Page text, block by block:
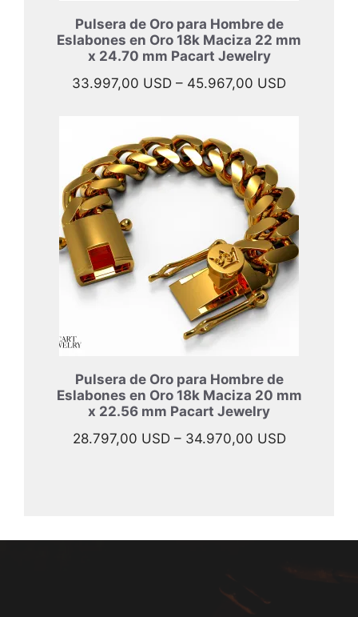
Pulsera de Oro para Hombre de
Eslabones en Oro 18k Maciza 22 mm
x 24.70 mm Pacart Jewelry
33.997,00 USD – 45.967,00 USDRango
45.967,00
Pulsera de Oro para Hombre de
Eslabones en Oro 18k Maciza 20 mm
x 22.56 mm Pacart Jewelry
28.797,00 USD – 34.970,00 USDRango
hasta